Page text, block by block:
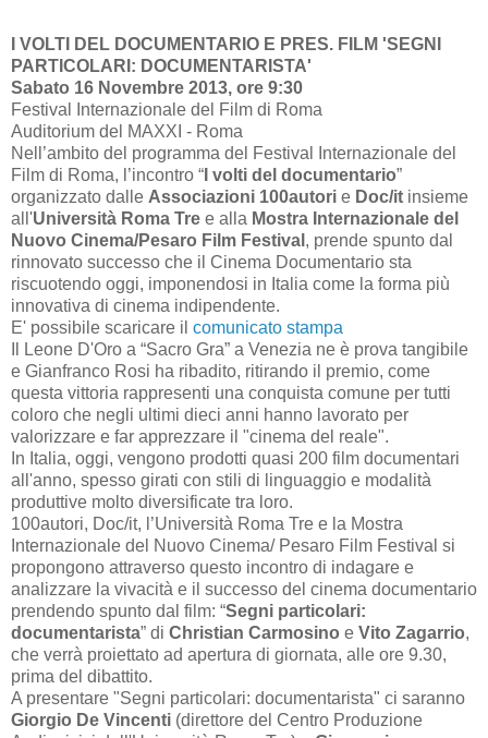
I VOLTI DEL DOCUMENTARIO E PRES. FILM 'SEGNI
PARTICOLARI: DOCUMENTARISTA'
Sabato 16 Novembre 2013, ore 9:30
Festival Internazionale del Film di Roma
Auditorium del MAXXI - Roma
Nell’ambito del programma del Festival Internazionale del
Film di Roma, l’incontro “ I volti del documentario”
organizzato dalle Associazioni 100autori e Doc/it insieme
all'Università Roma Tre e alla Mostra Internazionale del
Nuovo Cinema/Pesaro Film Festival , prende spunto dal
rinnovato successo che il Cinema Documentario sta
riscuotendo oggi, imponendosi in Italia come la forma più
innovativa di cinema indipendente.
E' possibile scaricare il comunicato stampa
Il Leone D'Oro a “Sacro Gra” a Venezia ne è prova tangibile
e Gianfranco Rosi ha ribadito, ritirando il premio, come
questa vittoria rappresenti una conquista comune per tutti
coloro che negli ultimi dieci anni hanno lavorato per
valorizzare e far apprezzare il "cinema del reale".
In Italia, oggi, vengono prodotti quasi 200 film documentari
all'anno, spesso girati con stili di linguaggio e modalità
produttive molto diversificate tra loro.
100autori, Doc/it, l’Università Roma Tre e la Mostra
Internazionale del Nuovo Cinema/ Pesaro Film Festival si
propongono attraverso questo incontro di indagare e
analizzare la vivacità e il successo del cinema documentario
prendendo spunto dal film: “Segni particolari:
documentarista” di Christian Carmosino e Vito Zagarrio,
che verrà proiettato ad apertura di giornata, alle ore 9.30,
prima del dibattito.
A presentare "Segni particolari: documentarista" ci saranno
Giorgio De Vincenti (direttore del Centro Produzione